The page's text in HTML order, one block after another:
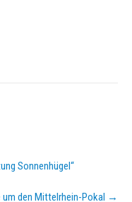
Sonnenhügel“
um den Mittelrhein-Pokal →